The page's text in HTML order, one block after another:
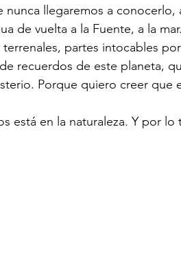
llegaremos a conocerlo,
de vuelta a la Fuente, a la
partes intocables
recuerdos de este planeta,
Porque quiero creer que
está en la naturaleza. Y por lo